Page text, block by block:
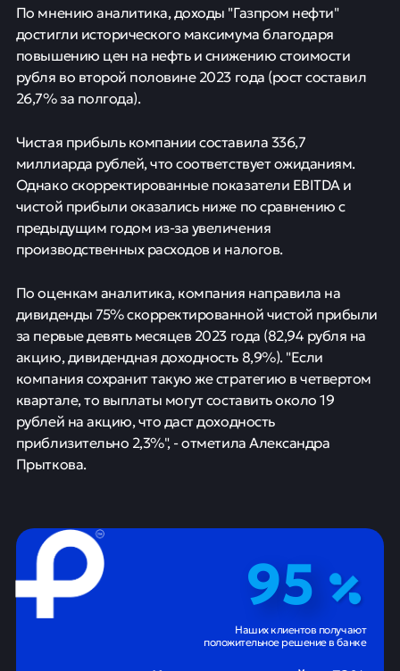
По мнению аналитика, доходы "Газпром нефти"
достигли исторического максимума благодаря
повышению цен на нефть и снижению стоимости
рубля во второй половине 2023 года (рост составил
26,7% за полгода).
Чистая прибыль компании составила 336,7
миллиарда рублей, что соответствует ожиданиям.
Однако скорректированные показатели EBITDA и
чистой прибыли оказались ниже по сравнению с
предыдущим годом из-за увеличения
производственных расходов и налогов.
По оценкам аналитика, компания направила на
дивиденды 75% скорректированной чистой прибыли
за первые девять месяцев 2023 года (82,94 рубля на
акцию, дивидендная доходность 8,9%). "Если
компания сохранит такую же стратегию в четвертом
квартале, то выплаты могут составить около 19
рублей на акцию, что даст доходность
приблизительно 2,3%", - отметила Александра
Прыткова.
95
Наших клиентов получают
положительное решение в банке